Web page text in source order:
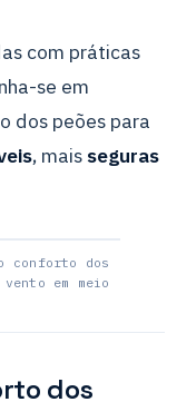
com práticas
se em
dos peões para
, maisseguras
conforto dos
em meio
dos